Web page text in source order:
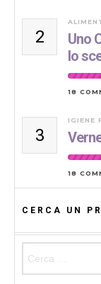
2
Uno
lo
18
3
IGIENE
18
CERCA UN